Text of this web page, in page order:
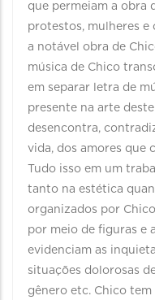
que permeiam a obra
protestos, mulheres
a notável obra de
música de Chico
em separar letra de
presente na arte
desencontra,
vida, dos amores que
Tudo isso em um
tanto na estética
organizados por
por meio de figuras e
evidenciam as
situações dolorosas
gênero etc. Chico